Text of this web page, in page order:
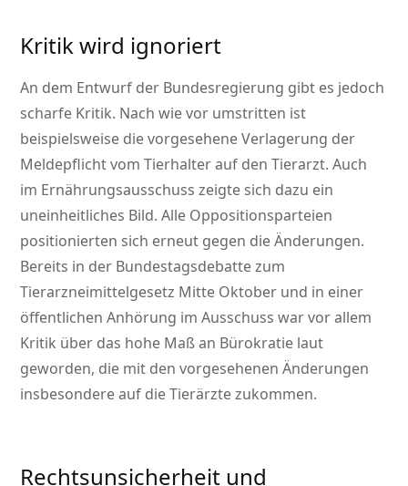
Kritik wird ignoriert
An dem Entwurf der Bundesregierung gibt es jedoch
scharfe Kritik. Nach wie vor umstritten ist
beispielsweise die vorgesehene Verlagerung der
Meldepflicht vom Tierhalter auf den Tierarzt. Auch
im Ernährungsausschuss zeigte sich dazu ein
uneinheitliches Bild. Alle Oppositionsparteien
positionierten sich erneut gegen die Änderungen.
Bereits in der Bundestagsdebatte zum
Tierarzneimittelgesetz Mitte Oktober und in einer
öffentlichen Anhörung im Ausschuss war vor allem
Kritik über das hohe Maß an Bürokratie laut
geworden, die mit den vorgesehenen Änderungen
insbesondere auf die Tierärzte zukommen.
Rechtsunsicherheit und